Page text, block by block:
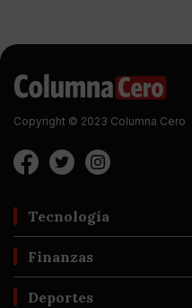
Copyright © 2023 Columna Cero
Tecnología
Finanzas
Deportes